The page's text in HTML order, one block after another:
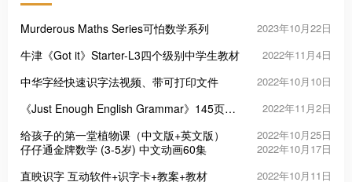
Murderous Maths Series可怕数学系列 2023年10月22日
牛津《Got it》Starter-L3四个级别中学生教材 2022年11月4日
中华字经快速识字法视频、带可打印文件 2022年10月10日
《Just Enough English Grammar》145页彩
2022年11月2日
给孩子的第一堂植物课（中文版+英文版） 2022年10月25日
仔仔通金牌数学 (3-5岁) 中文动画60集 2022年10月17日
直映识字 互动软件+识字卡+教案+教材 2022年10月11日